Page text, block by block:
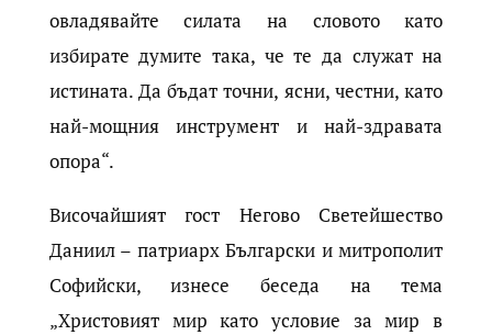
овладявайте силата на словото като
избирате думите така, че те да служат на
истината. Да бъдат точни, ясни, честни, като
най-мощния инструмент и най-здравата
опора“.
Височайшият гост Негово Светейшество
Даниил – патриарх Български и митрополит
Софийски, изнесе беседа на тема
„Христовият мир като условие за мир в